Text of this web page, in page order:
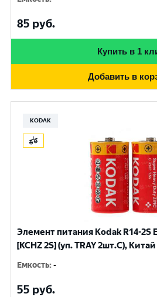
85 руб.
Купить в 1
Добавить в
KODAK
Элемент питания Kodak R14-2S
[KCHZ 2S] (уп. TRAY 2шт.C), Китай
Емкость:-
55 руб.